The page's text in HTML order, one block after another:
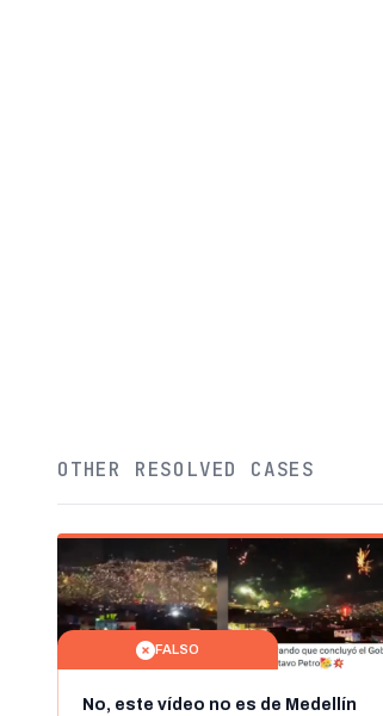
OTHER RESOLVED CASES
FALSO
No, este vídeo no es de Medellín